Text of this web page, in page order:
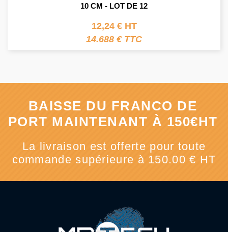
10 CM - LOT DE 12
12,24 € HT
14.688 € TTC
BAISSE DU FRANCO DE
PORT MAINTENANT À 150€HT
La livraison est offerte pour toute
commande supérieure à 150.00 € HT